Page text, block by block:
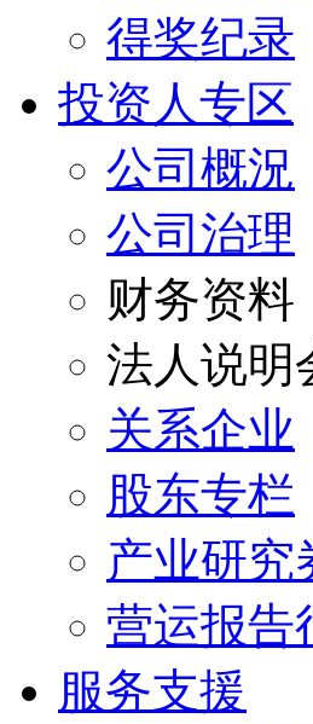
得奖纪录
投资人专区
公司概況
公司治理
财务资料
法人说明
关系企业
股东专栏
产业研究
营运报告
服务支援